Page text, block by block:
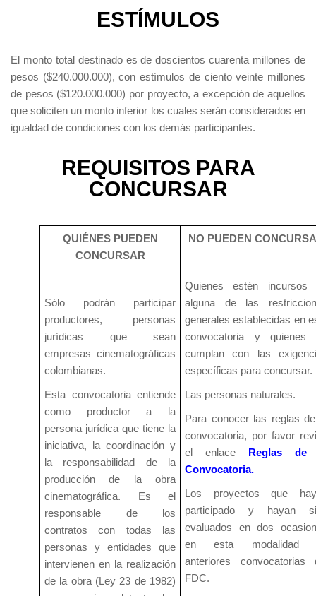
ESTÍMULOS
El monto total destinado es de doscientos cuarenta millones de
pesos ($240.000.000), con estímulos de ciento veinte millones
de pesos ($120.000.000) por proyecto, a excepción de aquellos
que soliciten un monto inferior los cuales serán considerados en
igualdad de condiciones con los demás participantes.
REQUISITOS PARA
CONCURSAR
QUIÉNES PUEDEN
CONCURSAR
Sólo podrán participar
productores, personas
jurídicas que sean
empresas cinematográficas
colombianas.
Esta convocatoria entiende
como productor a la
persona jurídica que tiene la
iniciativa, la coordinación y
la responsabilidad de la
producción de la obra
cinematográfica. Es el
responsable de los
contratos con todas las
personas y entidades que
intervienen en la realización
de la obra (Ley 23 de 1982)
NO PUEDEN
Quienes estén incursos
alguna de las
generales establecidas en
convocatoria y quienes
cumplan con las
específicas para concursar.
Las personas naturales.
Para conocer las reglas
convocatoria, por favor
el enlace Reglas de
Convocatoria.
Los proyectos que
participado y hayan
evaluados en dos
en esta modalidad
anteriores convocatorias
FDC.